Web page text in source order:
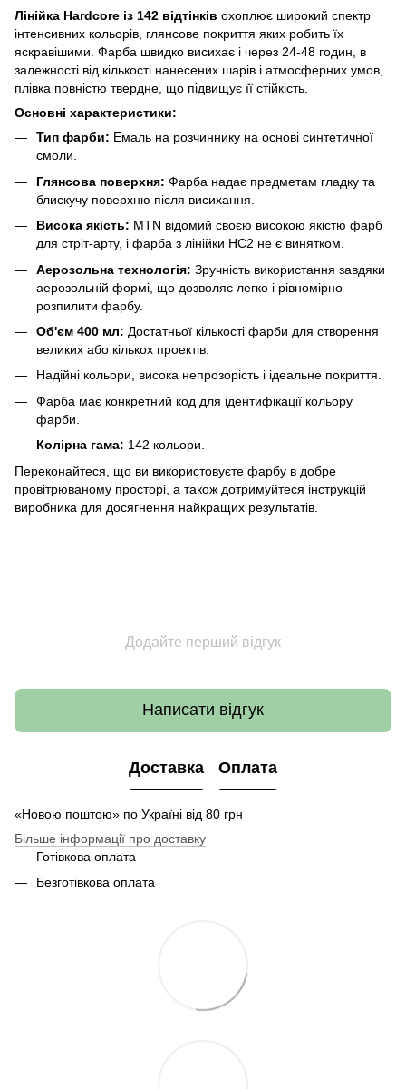
Лінійка Hardcore із 142 відтінків охоплює широкий спектр
інтенсивних кольорів, глянсове покриття яких робить їх
яскравішими. Фарба швидко висихає і через 24-48 годин, в
залежності від кількості нанесених шарів і атмосферних умов,
плівка повністю твердне, що підвищує її стійкість.
Основні характеристики:
Тип фарби: Емаль на розчиннику на основі синтетичної
смоли.
Глянсова поверхня: Фарба надає предметам гладку та
блискучу поверхню після висихання.
Висока якість: MTN відомий своєю високою якістю фарб
для стріт-арту, і фарба з лінійки HC2 не є винятком.
Аерозольна технологія: Зручність використання завдяки
аерозольній формі, що дозволяє легко і рівномірно
розпилити фарбу.
Об'єм 400 мл: Достатньої кількості фарби для створення
великих або кількох проектів.
Надійні кольори, висока непрозорість і ідеальне покриття.
Фарба має конкретний код для ідентифікації кольору
фарби.
Колірна гама: 142 кольори.
Переконайтеся, що ви використовуєте фарбу в добре
провітрюваному просторі, а також дотримуйтеся інструкцій
виробника для досягнення найкращих результатів.
Додайте перший відгук
Написати відгук
Доставка Оплата
«Новою поштою» по Україні від 80 грн
Більше інформації про доставку
Готівкова оплата
Безготівкова оплата